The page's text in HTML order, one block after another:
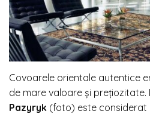
Covoarele orientale autentice
de mare valoare și prețiozitate.
Pazyryk (foto) este considerat